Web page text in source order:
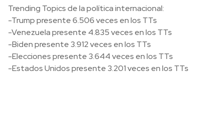
Trending Topics de la política internacional:
-Trump presente 6.506 veces en los TTs
-Venezuela presente 4.835 veces en los TTs
-Biden presente 3.912 veces en los TTs
-Elecciones presente 3.644 veces en los TTs
-Estados Unidos presente 3.201 veces en los TTs